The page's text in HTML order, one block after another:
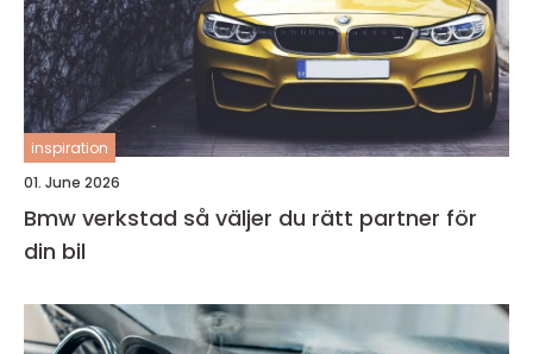
inspiration
01. June 2026
Bmw verkstad så väljer du rätt partner för
din bil